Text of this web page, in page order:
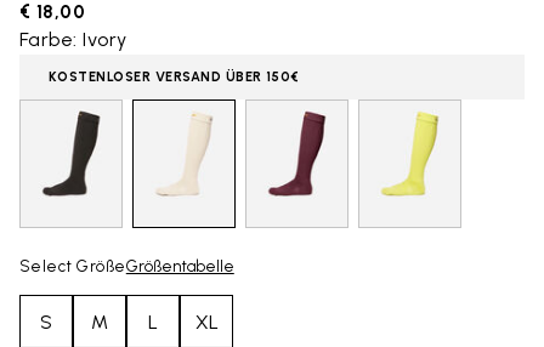
€ 18,00
Farbe: Ivory
KOSTENLOSER VERSAND ÜBER 150€
Select GrößeGrößentabelle
S M L XL